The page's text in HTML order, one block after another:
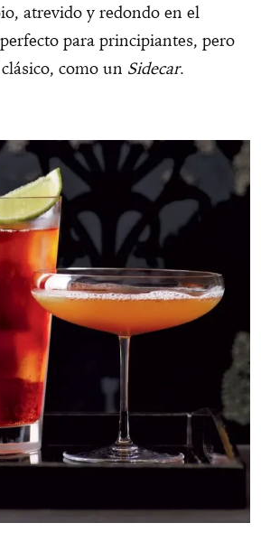
atrevido y redondo en el
para principiantes, pero
como un Sidecar.